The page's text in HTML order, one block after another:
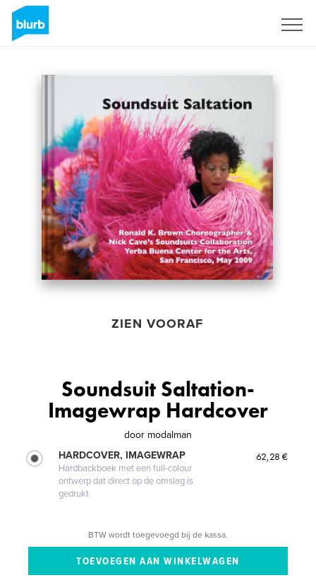
ZIEN VOORAF
Soundsuit Saltation-
Imagewrap Hardcover
door modalman
HARDCOVER, IMAGEWRAP
Hardbackboek met een full-colour
ontwerp dat direct op de omslag is
gedrukt
62,28 €
BTW wordt toegevoegd bij de kassa.